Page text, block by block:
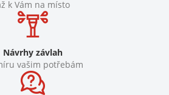
k Vám na místo
Návrhy závlah
vašim potřebám